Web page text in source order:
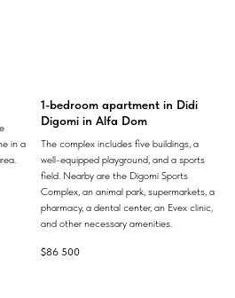
in a
1-bedroom apartment in Didi
Digomi in Alfa Dom
The complex includes five buildings, a
well-equipped playground, and a sports
field. Nearby are the Digomi Sports
Complex, an animal park, supermarkets, a
pharmacy, a dental center, an Evex clinic,
and other necessary amenities.
$86 500